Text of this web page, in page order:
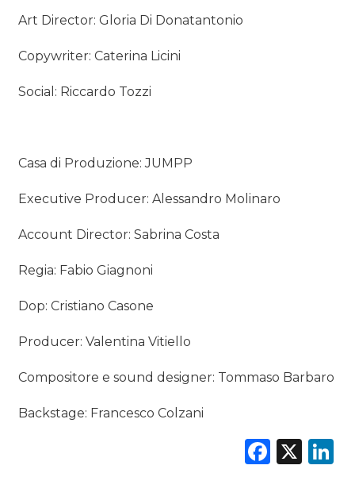
Art Director: Gloria Di Donatantonio
Copywriter: Caterina Licini
Social: Riccardo Tozzi
Casa di Produzione: JUMPP
Executive Producer: Alessandro Molinaro
Account Director: Sabrina Costa
Regia: Fabio Giagnoni
Dop: Cristiano Casone
Producer: Valentina Vitiello
Compositore e sound designer: Tommaso Barbaro
Backstage: Francesco Colzani
X